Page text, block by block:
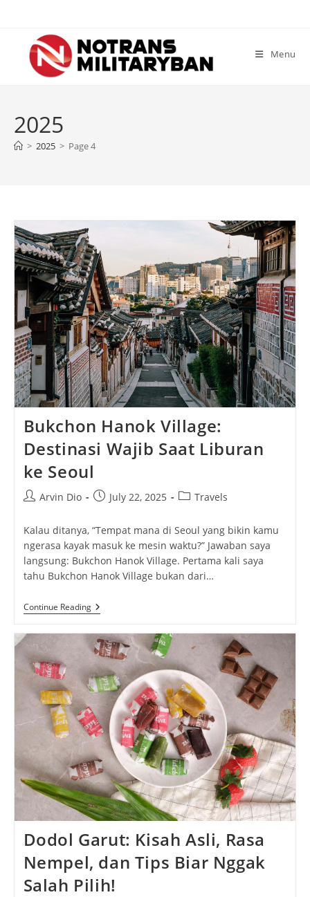
content
Menu
2025
> 2025 > Page 4
Bukchon Hanok Village:
Destinasi Wajib Saat Liburan
ke Seoul
PostArvin Dio
PostJuly 22, 2025
PostTravels
Kalau ditanya, “Tempat mana di Seoul yang bikin kamu
ngerasa kayak masuk ke mesin waktu?” Jawaban saya
langsung: Bukchon Hanok Village. Pertama kali saya
tahu Bukchon Hanok Village bukan dari…
Continue ReadingBukchon
Hanok
Destinasi
Wajib
Saat
Liburan
Ke
Seoul
Dodol Garut: Kisah Asli, Rasa
Nempel, dan Tips Biar Nggak
Salah Pilih!